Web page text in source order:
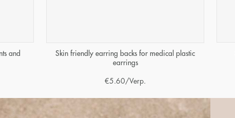
and
Skin friendly earring backs for medical plastic
earrings
€5.60/Verp.